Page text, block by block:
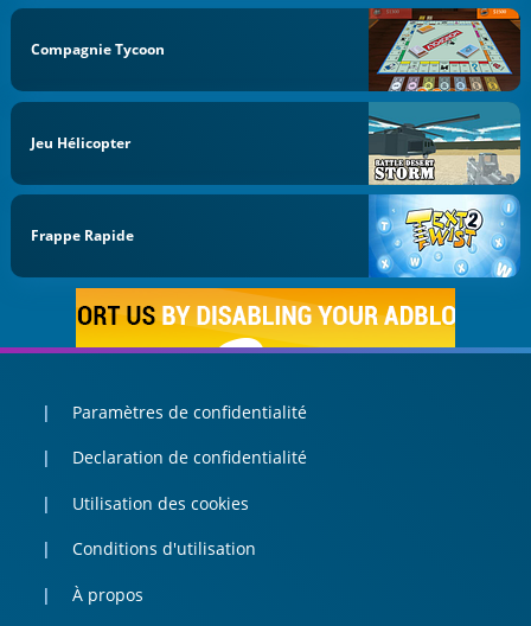
Compagnie Tycoon
Jeu Hélicopter
Frappe Rapide
Paramètres de confidentialité
Declaration de confidentialité
Utilisation des cookies
Conditions d'utilisation
À propos